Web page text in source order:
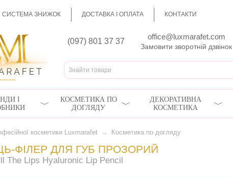
СИСТЕМА ЗНИЖОК ДОСТАВКА І ОПЛАТА КОНТАКТИ
(097) 801 37 37
office@luxmarafet.com
Замовити зворотній дзвінок
І
КОСМЕТИКА ПО
ДОГЛЯДУ
ДЕКОРАТИВНА
КОСМЕТИКА
косметики Luxmarafet → Косметика по догляду
ФІЛЕР ДЛЯ ГУБ ПРОЗОРИЙ
The Lips Hyaluronic Lip Pencil